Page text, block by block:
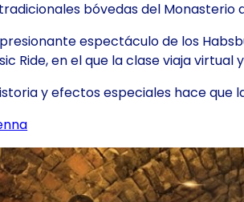
bóvedas del Monasterio
espectáculo de los
Ride, en el que la clase viaja virtual
y efectos especiales hace